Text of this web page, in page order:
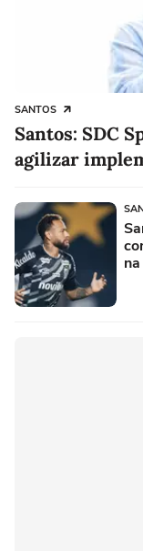
SANTOS
Santos: SDC
agilizar